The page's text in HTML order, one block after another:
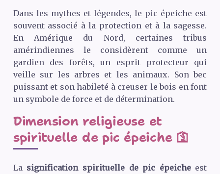
Dans les mythes et légendes, le pic épeiche est
souvent associé à la protection et à la sagesse.
En Amérique du Nord, certaines tribus
amérindiennes le considèrent comme un
gardien des forêts, un esprit protecteur qui
veille sur les arbres et les animaux. Son bec
puissant et son habileté à creuser le bois en font
un symbole de force et de détermination.
Dimension religieuse et
spirituelle de pic épeiche 🛐
La signification spirituelle de pic épeicheest